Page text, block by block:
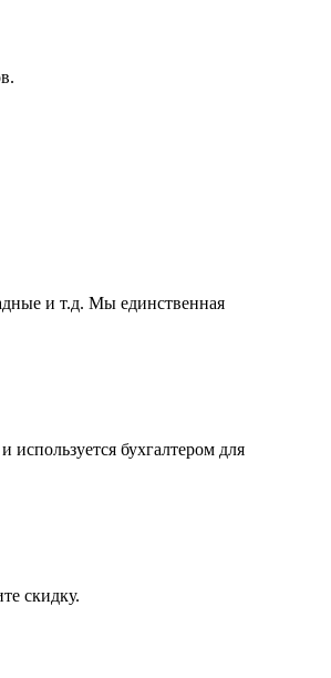
и т.д. Мы единственная
бухгалтером для
скидку.